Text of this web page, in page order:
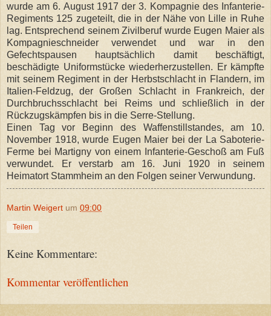
wurde am 6. August 1917 der 3. Kompagnie des Infanterie-
Regiments 125 zugeteilt, die in der Nähe von Lille in Ruhe
lag. Entsprechend seinem Zivilberuf wurde Eugen Maier als
Kompagnieschneider verwendet und war in den
Gefechtspausen hauptsächlich damit beschäftigt,
beschädigte Uniformstücke wiederherzustellen. Er kämpfte
mit seinem Regiment in der Herbstschlacht in Flandern, im
Italien-Feldzug, der Großen Schlacht in Frankreich, der
Durchbruchsschlacht bei Reims und schließlich in der
Rückzugskämpfen bis in die Serre-Stellung.
Einen Tag vor Beginn des Waffenstillstandes, am 10.
November 1918, wurde Eugen Maier bei der La Saboterie-
Ferme bei Martigny von einem Infanterie-Geschoß am Fuß
verwundet. Er verstarb am 16. Juni 1920 in seinem
Heimatort Stammheim an den Folgen seiner Verwundung.
Martin Weigert um 09:00
Teilen
Keine Kommentare:
Kommentar veröffentlichen